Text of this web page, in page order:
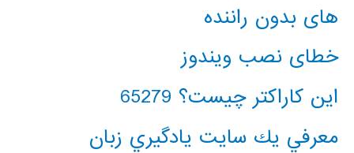
های بدون راننده
خطای نصب ویندوز
این کاراکتر چیست؟ 65279
معرفي يك سايت يادگيري زبان